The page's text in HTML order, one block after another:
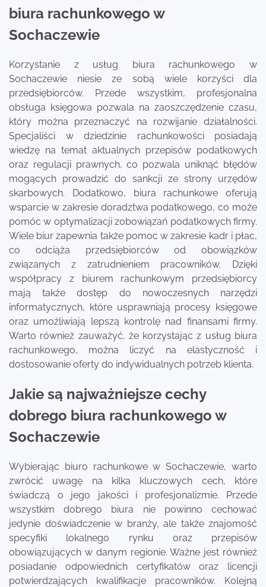
biura rachunkowego w
Sochaczewie
Korzystanie z usług biura rachunkowego w
Sochaczewie niesie ze sobą wiele korzyści dla
przedsiębiorców. Przede wszystkim, profesjonalna
obsługa księgowa pozwala na zaoszczędzenie czasu,
który można przeznaczyć na rozwijanie działalności.
Specjaliści w dziedzinie rachunkowości posiadają
wiedzę na temat aktualnych przepisów podatkowych
oraz regulacji prawnych, co pozwala uniknąć błędów
mogących prowadzić do sankcji ze strony urzędów
skarbowych. Dodatkowo, biura rachunkowe oferują
wsparcie w zakresie doradztwa podatkowego, co może
pomóc w optymalizacji zobowiązań podatkowych firmy.
Wiele biur zapewnia także pomoc w zakresie kadr i płac,
co odciąża przedsiębiorców od obowiązków
związanych z zatrudnieniem pracowników. Dzięki
współpracy z biurem rachunkowym przedsiębiorcy
mają także dostęp do nowoczesnych narzędzi
informatycznych, które usprawniają procesy księgowe
oraz umożliwiają lepszą kontrolę nad finansami firmy.
Warto również zauważyć, że korzystając z usług biura
rachunkowego, można liczyć na elastyczność i
dostosowanie oferty do indywidualnych potrzeb klienta.
Jakie są najważniejsze cechy
dobrego biura rachunkowego w
Sochaczewie
Wybierając biuro rachunkowe w Sochaczewie, warto
zwrócić uwagę na kilka kluczowych cech, które
świadczą o jego jakości i profesjonalizmie. Przede
wszystkim dobrego biura nie powinno cechować
jedynie doświadczenie w branży, ale także znajomość
specyfiki lokalnego rynku oraz przepisów
obowiązujących w danym regionie. Ważne jest również
posiadanie odpowiednich certyfikatów oraz licencji
potwierdzających kwalifikacje pracowników. Kolejną